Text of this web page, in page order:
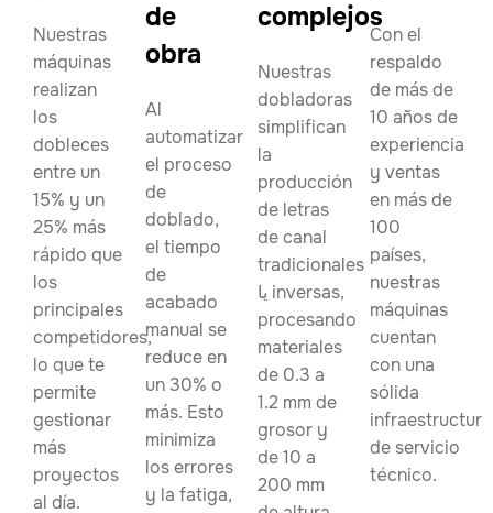
Nuestras
máquinas
realizan
los
dobleces
entre un
15% y un
25% más
rápido que
los
principales
competidores,
lo que te
permite
gestionar
más
proyectos
al día.
de
obra
Al
automatizar
el proceso
de
doblado,
el tiempo
de
acabado
manual se
reduce en
un 30% o
más. Esto
minimiza
los errores
y la fatiga,
complejos
Nuestras
dobladoras
simplifican
la
producción
de letras
de canal
tradicionales
یا inversas,
procesando
materiales
de 0.3 a
1.2 mm de
grosor y
de 10 a
200 mm
Con el
respaldo
de más de
10 años de
experiencia
y ventas
en más de
100
países,
nuestras
máquinas
cuentan
con una
sólida
infraestructura
de servicio
técnico.